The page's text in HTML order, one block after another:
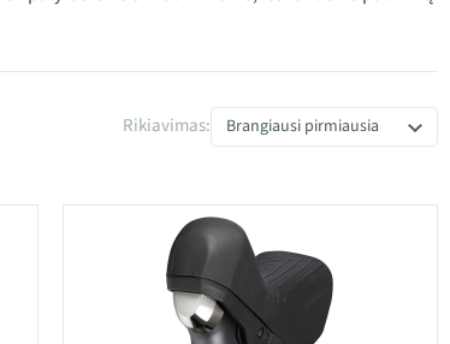
Rikiavimas: Brangiausi pirmiausia